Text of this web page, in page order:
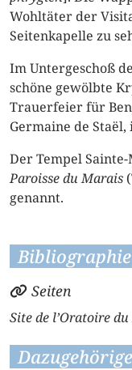
Wohltäter der
Seitenkapelle zu
Im Untergeschoß
schöne gewölbte
Trauerfeier für
Germaine de
Der Tempel
Paroisse du Marais
genannt.
Bibliographie
Seiten
Site de l’Oratoire